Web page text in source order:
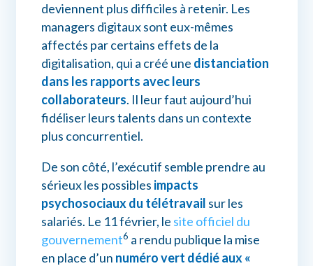
deviennent plus difficiles à retenir. Les
managers digitaux sont eux-mêmes
affectés par certains effets de la
digitalisation, qui a créé une distanciation
dans les rapports avec leurs
collaborateurs. Il leur faut aujourd’hui
fidéliser leurs talents dans un contexte
plus concurrentiel.
De son côté, l’exécutif semble prendre au
sérieux les possibles impacts
psychosociaux du télétravail sur les
salariés. Le 11 février, le site officiel du
gouvernement6 a rendu publique la mise
en place d’un numéro vert dédié aux «